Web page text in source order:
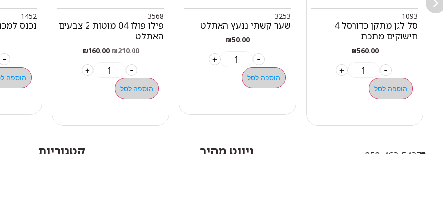
1093
סל לגן מתקן כדורסל 4
חישוקים מתכת
₪560.00
-
+
הוספה לסל
3253
שער קשתי ננעץ האתלט
₪50.00
-
+
הוספה לסל
3568
פילו פולו 04 מוטות 2 צבעים
האתלט
₪210.00
₪160.00
-
+
הוספה לסל
1452
נכנס
-
הוספה
050-463-5437 ניווט מהיר קטגוריות